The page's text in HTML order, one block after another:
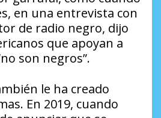
en una entrevista con
de radio negro, dijo
que apoyan a
son negros”.
le ha creado
En 2019, cuando